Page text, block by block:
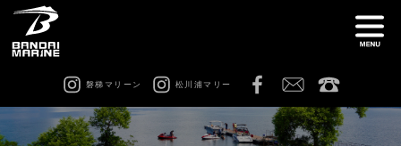
磐梯マリーン 松川浦マリー
船舶免許教室 在庫情報